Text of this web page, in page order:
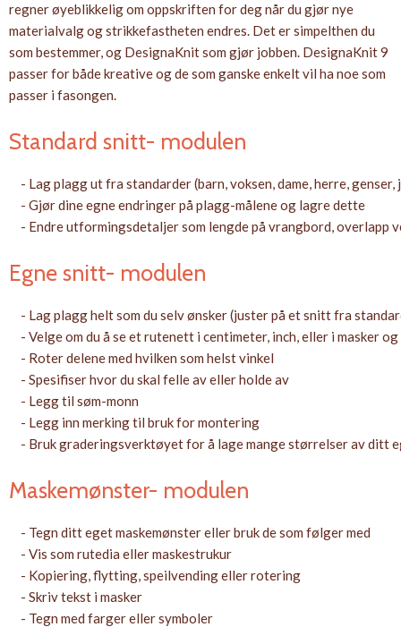
regner øyeblikkelig om oppskriften for deg når du gjør nye
materialvalg og strikkefastheten endres. Det er simpelthen du
som bestemmer, og DesignaKnit som gjør jobben. DesignaKnit 9
passer for både kreative og de som ganske enkelt vil ha noe som
passer i fasongen.
Standard snitt- modulen
- Lag plagg ut fra standarder (barn, voksen, dame, herre,
- Gjør dine egne endringer på plagg-målene og lagre dette
- Endre utformingsdetaljer som lengde på vrangbord, overlapp
Egne snitt- modulen
- Lag plagg helt som du selv ønsker (juster på et snitt fra
- Velge om du å se et rutenett i centimeter, inch, eller i masker og
- Roter delene med hvilken som helst vinkel
- Spesifiser hvor du skal felle av eller holde av
- Legg til søm-monn
- Legg inn merking til bruk for montering
- Bruk graderingsverktøyet for å lage mange størrelser av ditt
Maskemønster- modulen
- Tegn ditt eget maskemønster eller bruk de som følger med
- Vis som rutedia eller maskestrukur
- Kopiering, flytting, speilvending eller rotering
- Skriv tekst i masker
- Tegn med farger eller symboler